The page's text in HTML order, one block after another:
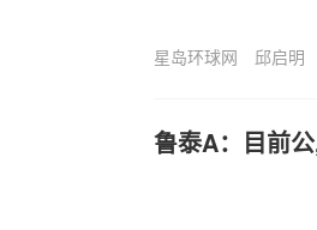
星岛环球网 邱启明
鲁泰A：目前